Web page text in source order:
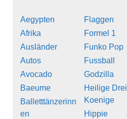
Aegypten
Afrika
Ausländer
Autos
Avocado
Baeume
Balletttänzerinn
en
Flaggen
Formel 1
Funko Pop
Fussball
Godzilla
Heilige Drei
Koenige
Hippie